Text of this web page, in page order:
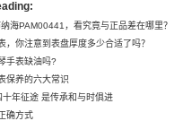
海PAM00441，看究竟与正品差在哪里？
，你注意到表盘厚度多少合适了吗？
手表缺油吗?
保养的六大常识
十年征途 是传承和与时俱进
确方式